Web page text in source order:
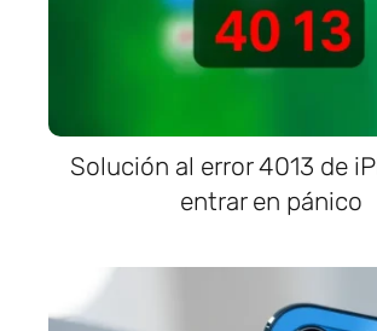
Solución al error 4013 de
entrar en pánico